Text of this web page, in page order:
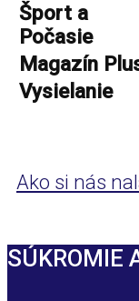
Šport a
Počasie
Magazín
Vysielanie
Ako si nás
SÚKROMIE